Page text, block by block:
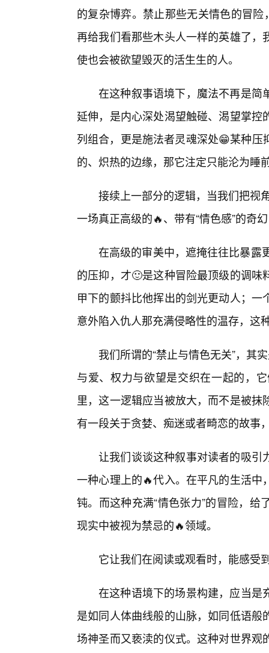
的复杂博弈。禁止那些无关情色的冒
再给我们看那些木头人一样的英雄了
使也会被欲望毁灭的活生生的人。
在这种叙事语境下，魔法不再是简
延伸，是内心深处渴望触碰、渴望掌
列组合，更是施法者灵魂深处😁某种
的、炽热的边缘，那它注定只能沦为睡
接续上一部分的逻辑，当我们把视
一场真正高级的🔥、带有“情色感”的奇
在高级的审美中，遮掩往往比暴露
的压抑，才🙂是这种冒险最顶级的调
甲下的颤抖比他挥出的剑光更动人；
意外陷入仇人那充满侵略性的温存，这
我们所谓的“禁止与情色无关”，其
与爱、权力与欲望是交织在一起的，
里，这一逻辑应当被放大，而不是被
有一段关于贪婪、痴迷或者畸恋的故事
让我们谈谈这种叙事对读者的吸引
一种心理上的🔥代入。在平凡的生活
钝。而这种充满“情色张力”的冒险，
现实中被视为禁忌的🔥领域。
它让我们在阅读或观看时，能感受
在这种语境下的场景构建，应当是
是如同人体曲线般的山脉，如同低语
场神圣而又亵渎的仪式。这种对世界